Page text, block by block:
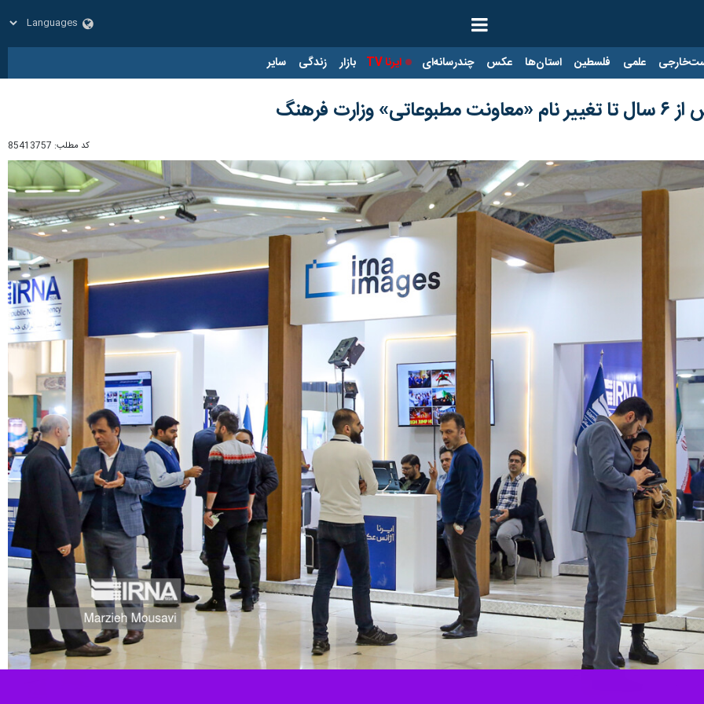
علمی فلسطین استان‌ها عکس چندرسانه‌ای ایرنا TV بازار زندگی سایر
فرهنگ
کد مطلب: 85413757